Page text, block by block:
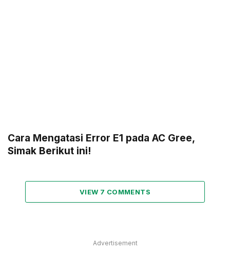
Cara Mengatasi Error E1 pada AC Gree,
Simak Berikut ini!
VIEW 7 COMMENTS
Advertisement